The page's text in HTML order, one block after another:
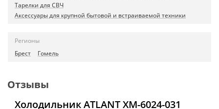
Тарелки для СВЧ
Аксессуары для крупной бытовой и встраиваемой техники
Регионы
Брест
Гомель
Отзывы
Холодильник ATLANT ХМ-6024-031